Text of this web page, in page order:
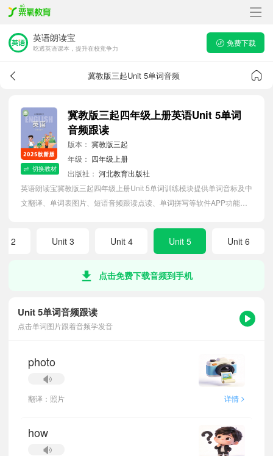
英语朗读宝
吃透英语课本，提升在校竞争力
免费下载
冀教版三起Unit 5单词音频
切换教材
冀教版三起四年级上册英语Unit 5单词
音频跟读
版本： 冀教版三起
年级： 四年级上册
出版社： 河北教育出版社
英语朗读宝冀教版三起四年级上册Unit 5单词训练模块提供单词音标及中
文翻译、单词表图片、短语音频跟读点读、单词拼写等软件APP功能，
2 Unit 3 Unit 4 Unit 5 Unit 6
点击免费下载音频到手机
Unit 5单词音频跟读
点击单词图片跟着音频学发音
photo
翻译：照片 详情 >
how